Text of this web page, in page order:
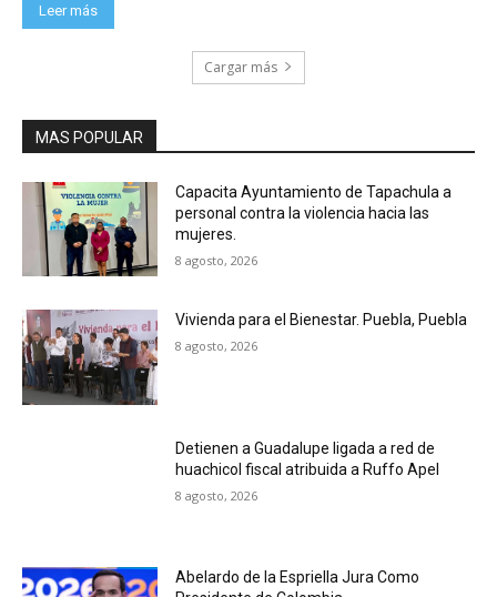
Leer más
Cargar más
MAS POPULAR
Capacita Ayuntamiento de Tapachula a
personal contra la violencia hacia las
mujeres.
8 agosto, 2026
Vivienda para el Bienestar. Puebla, Puebla
8 agosto, 2026
Detienen a Guadalupe ligada a red de
huachicol fiscal atribuida a Ruffo Apel
8 agosto, 2026
Abelardo de la Espriella Jura Como